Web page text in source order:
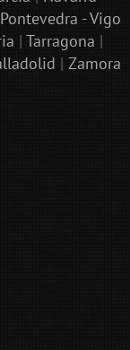
Pontevedra - Vigo
| Tarragona |
| Zamora